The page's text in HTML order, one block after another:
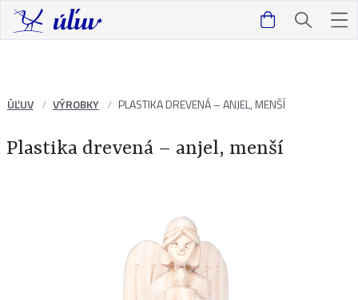
ÚĽUV VÝROBKY PLASTIKA DREVENÁ – ANJEL, MENŠÍ
Plastika drevená – anjel, menší